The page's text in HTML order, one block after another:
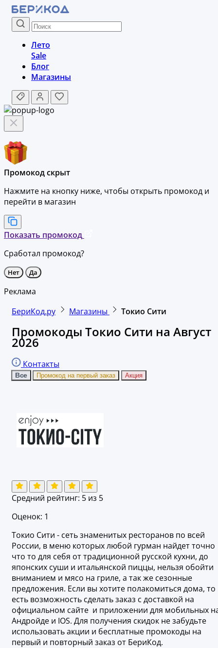
Лето
Sale
Блог
Магазины
Промокод скрыт
Нажмите на кнопку ниже, чтобы открыть промокод и
перейти в магазин
Показать промокод
Сработал промокод?
Нет Да
Реклама
БериКод.ру
Магазины Токио Сити
Промокоды Токио Сити на Август
2026
Контакты
Все Промокод на первый заказ Акция
Средний рейтинг: 5 из 5
Оценок: 1
Токио Сити - сеть знаменитых ресторанов по всей
России, в меню которых любой гурман найдет точно
что то для себя от традиционной русской кухни, до
японских суши и итальянской пиццы, нельзя обойти
вниманием и мясо на гриле, а так же сезонные
предложения. Если вы хотите полакомиться дома, то
есть возможность сделать заказ с доставкой на
официальном сайте и приложении для мобильных
Андройде и IOS. Для получения скидок не забудьте
использовать акции и бесплатные промокоды на
первый и повторный заказ от БериКод.